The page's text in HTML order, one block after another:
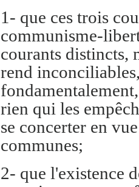
1- que ces trois
communisme-
courants distincts,
rend
rien qui les
se concerter en
communes;
2- que l'existence